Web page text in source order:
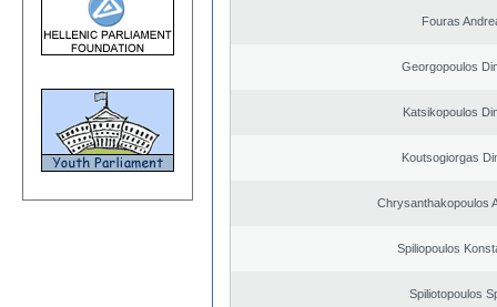
Fouras
Georgopoulos
Katsikopoulos
Koutsogiorgas
Chrysanthakopoulos
Spiliopoulos
Spiliotopoulos